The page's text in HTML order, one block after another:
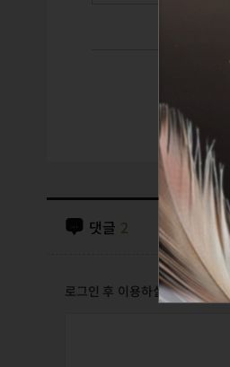
댓글 2
로그인 후 이용하실 수 있습니다